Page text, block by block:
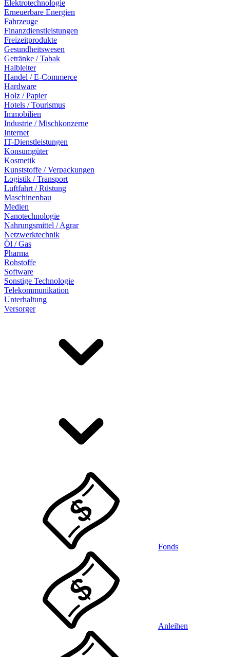
Elektrotechnologie
Erneuerbare Energien
Fahrzeuge
Finanzdienstleistungen
Freizeitprodukte
Gesundheitswesen
Getränke / Tabak
Halbleiter
Handel / E-Commerce
Hardware
Holz / Papier
Hotels / Tourismus
Immobilien
Industrie / Mischkonzerne
Internet
IT-Dienstleistungen
Konsumgüter
Kosmetik
Kunststoffe / Verpackungen
Logistik / Transport
Luftfahrt / Rüstung
Maschinenbau
Medien
Nanotechnologie
Nahrungsmittel / Agrar
Netzwerktechnik
Öl / Gas
Pharma
Rohstoffe
Software
Sonstige Technologie
Telekommunikation
Unterhaltung
Versorger
Fonds
Anleihen